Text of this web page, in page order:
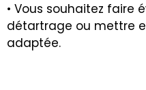
• Vous souhaitez faire
détartrage ou mettre
adaptée.